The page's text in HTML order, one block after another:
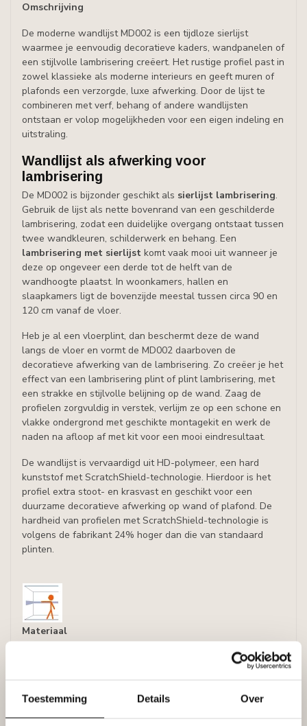
Toestemming Details Over
Omschrijving
De moderne wandlijst MD002 is een tijdloze sierlijst
waarmee je eenvoudig decoratieve kaders, wandpanelen of
een stijlvolle lambrisering creëert. Het rustige profiel past in
zowel klassieke als moderne interieurs en geeft muren of
plafonds een verzorgde, luxe afwerking. Door de lijst te
combineren met verf, behang of andere wandlijsten
ontstaan er volop mogelijkheden voor een eigen indeling en
uitstraling.
Wandlijst als afwerking voor
lambrisering
De MD002 is bijzonder geschikt als sierlijst lambrisering.
Gebruik de lijst als nette bovenrand van een geschilderde
lambrisering, zodat een duidelijke overgang ontstaat tussen
twee wandkleuren, schilderwerk en behang. Een
lambrisering met sierlijst komt vaak mooi uit wanneer je
deze op ongeveer een derde tot de helft van de
wandhoogte plaatst. In woonkamers, hallen en
slaapkamers ligt de bovenzijde meestal tussen circa 90 en
120 cm vanaf de vloer.
Heb je al een vloerplint, dan beschermt deze de wand
langs de vloer en vormt de MD002 daarboven de
decoratieve afwerking van de lambrisering. Zo creëer je het
effect van een lambrisering plint of plint lambrisering, met
een strakke en stijlvolle belijning op de wand. Zaag de
profielen zorgvuldig in verstek, verlijm ze op een schone en
vlakke ondergrond met geschikte montagekit en werk de
naden na afloop af met kit voor een mooi eindresultaat.
De wandlijst is vervaardigd uit HD-polymeer, een hard
kunststof met ScratchShield-technologie. Hierdoor is het
profiel extra stoot- en krasvast en geschikt voor een
duurzame decoratieve afwerking op wand of plafond. De
hardheid van profielen met ScratchShield-technologie is
volgens de fabrikant 24% hoger dan die van standaard
plinten.
Materiaal
Polyforce: HD polymeer, een polymeer met een hoge
± 450 kg / m3